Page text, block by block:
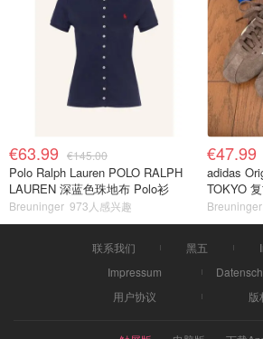
€63.99 €145.00
Polo Ralph Lauren POLO RALPH
LAUREN 深蓝色珠地布 Polo衫
Breuninger 973人感兴趣
€47.99
adidas
TOKYO
Breuninger
联系我们 黑五
Impressum
用户协议
版